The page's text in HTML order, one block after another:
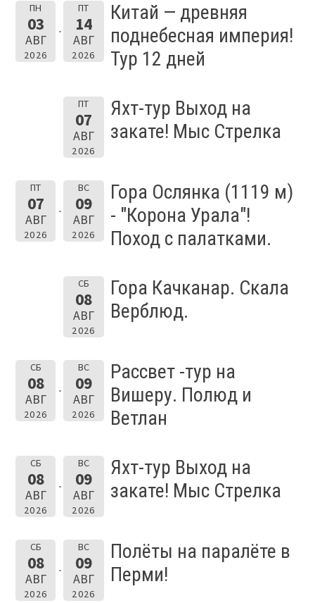
ПН
03
АВГ
2026
ПТ
14
АВГ
2026
Китай — древняя
поднебесная империя!
Тур 12 дней
ПТ
07
АВГ
2026
Яхт-тур Выход на
закате! Мыс Стрелка
ПТ
07
АВГ
2026
ВС
09
АВГ
2026
Гора Ослянка (1119 м)
- "Корона Урала"!
Поход с палатками.
СБ
08
АВГ
2026
Гора Качканар. Скала
Верблюд.
СБ
08
АВГ
2026
ВС
09
АВГ
2026
Рассвет -тур на
Вишеру. Полюд и
Ветлан
СБ
08
АВГ
2026
ВС
09
АВГ
2026
Яхт-тур Выход на
закате! Мыс Стрелка
СБ
08
АВГ
2026
ВС
09
АВГ
2026
Полёты на паралёте в
Перми!